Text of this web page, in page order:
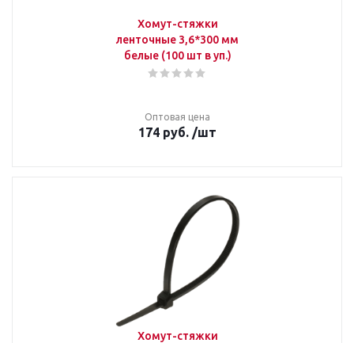
Хомут-стяжки
ленточные 3,6*300 мм
белые (100 шт в уп.)
Оптовая цена
174 руб. /шт
Хомут-стяжки